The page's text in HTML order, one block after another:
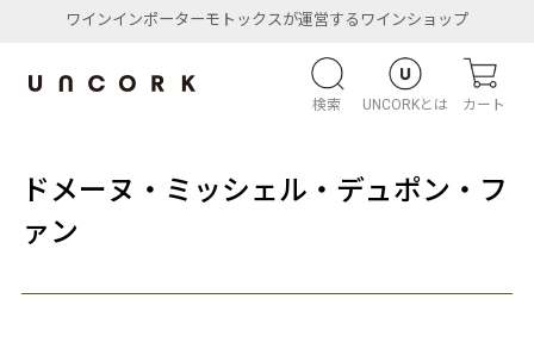
ワインインポーターモトックスが運営するワインショップ
検索 UNCORKとは カート
ドメーヌ・ミッシェル・デュポン・フ
ァン